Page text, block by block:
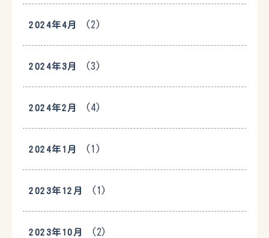
2024年4月 (2)
2024年3月 (3)
2024年2月 (4)
2024年1月 (1)
2023年12月 (1)
2023年10月 (2)